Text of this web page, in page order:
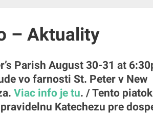
– Aktuality
Parish August 30-31 at
vo farnosti St. Peter v New
Viac info je tu. / Tento piatok
Katechezu pre